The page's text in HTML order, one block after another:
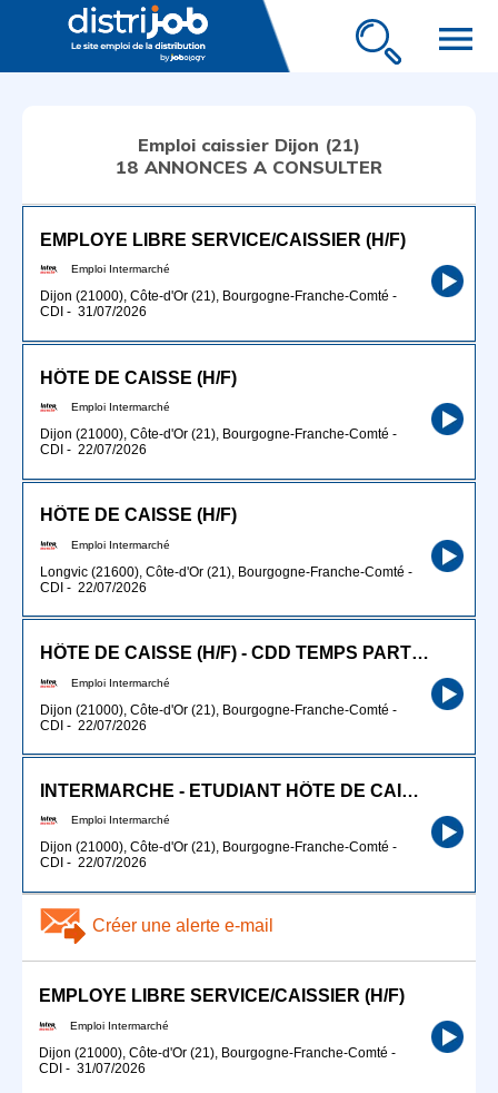
menu
Emploi caissier Dijon (21)
18 ANNONCES A CONSULTER
EMPLOYE LIBRE SERVICE/CAISSIER (H/F)
Emploi Intermarché
Dijon (21000), Côte-d'Or (21), Bourgogne-Franche-Comté -
CDI - 31/07/2026
HÔTE DE CAISSE (H/F)
Emploi Intermarché
Dijon (21000), Côte-d'Or (21), Bourgogne-Franche-Comté -
CDI - 22/07/2026
HÔTE DE CAISSE (H/F)
Emploi Intermarché
Longvic (21600), Côte-d'Or (21), Bourgogne-Franche-Comté -
CDI - 22/07/2026
HÔTE DE CAISSE (H/F) - CDD TEMPS PARTIEL
Emploi Intermarché
Dijon (21000), Côte-d'Or (21), Bourgogne-Franche-Comté -
CDI - 22/07/2026
INTERMARCHE - ETUDIANT HÔTE DE CAISSE (H/F)
Emploi Intermarché
Dijon (21000), Côte-d'Or (21), Bourgogne-Franche-Comté -
CDI - 22/07/2026
Créer une alerte e-mail
EMPLOYE LIBRE SERVICE/CAISSIER (H/F)
Emploi Intermarché
Dijon (21000), Côte-d'Or (21), Bourgogne-Franche-Comté -
CDI - 31/07/2026